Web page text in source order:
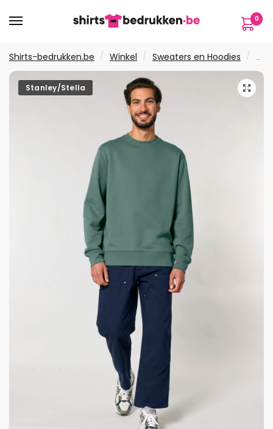
naar
naar
inhoud
0
Shirts-bedrukken.be / Winkel / Sweaters en Hoodies /
🔍
Stanley/Stella